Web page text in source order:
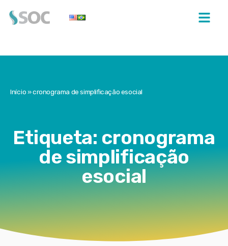
Início»cronograma de simplificação esocial
Etiqueta: cronograma
de simplificação
esocial